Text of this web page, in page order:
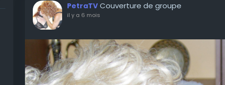
PetraTV Couverture de groupe
il y a 6 mois